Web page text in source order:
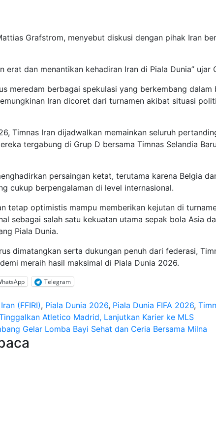
Grafstrom, menyebut diskusi dengan pihak Iran
erat dan menantikan kehadiran Iran di Piala Dunia” ujar
meredam berbagai spekulasi yang berkembang dalam
Iran dicoret dari turnamen akibat situasi
Timnas Iran dijadwalkan memainkan seluruh
tergabung di Grup D bersama Timnas Selandia
persaingan ketat, terutama karena Belgia
cukup berpengalaman di level internasional.
tetap optimistis mampu memberikan kejutan di
sebagai salah satu kekuatan utama sepak bola Asia
Piala Dunia.
dimatangkan serta dukungan penuh dari federasi,
meraih hasil maksimal di Piala Dunia 2026.
Telegram
(FFIRI), Piala Dunia 2026, Piala Dunia FIFA 2026,
Atletico Madrid, Lanjutkan Karier ke MLS
Gelar Lomba Bayi Sehat dan Ceria Bersama Milna